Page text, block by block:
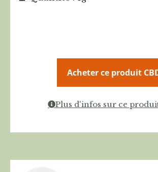
Acheter ce produit
Plus d'infos sur ce